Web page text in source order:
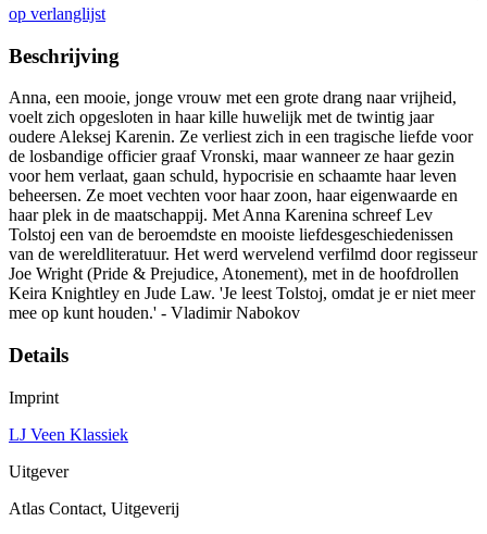
op verlanglijst
Beschrijving
Anna, een mooie, jonge vrouw met een grote drang naar vrijheid,
voelt zich opgesloten in haar kille huwelijk met de twintig jaar
oudere Aleksej Karenin. Ze verliest zich in een tragische liefde voor
de losbandige officier graaf Vronski, maar wanneer ze haar gezin
voor hem verlaat, gaan schuld, hypocrisie en schaamte haar leven
beheersen. Ze moet vechten voor haar zoon, haar eigenwaarde en
haar plek in de maatschappij. Met Anna Karenina schreef Lev
Tolstoj een van de beroemdste en mooiste liefdesgeschiedenissen
van de wereldliteratuur. Het werd wervelend verfilmd door regisseur
Joe Wright (Pride & Prejudice, Atonement), met in de hoofdrollen
Keira Knightley en Jude Law. 'Je leest Tolstoj, omdat je er niet meer
mee op kunt houden.' - Vladimir Nabokov
Details
Imprint
LJ Veen Klassiek
Uitgever
Atlas Contact, Uitgeverij